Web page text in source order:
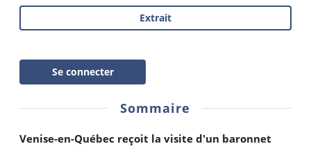
Extrait
Se connecter
Sommaire
Venise-en-Québec reçoit la visite d'un baronnet